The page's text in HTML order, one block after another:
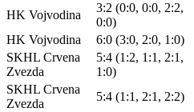
HK Vojvodina
3:2 (0:0, 0:0, 2:2,
0:0)
HK Vojvodina
6:0 (3:0, 2:0, 1:0)
SKHL Crvena
Zvezda
5:4 (1:2, 1:1, 2:1,
1:0)
SKHL Crvena
Zvezda
5:4 (1:1, 2:1, 2:2)